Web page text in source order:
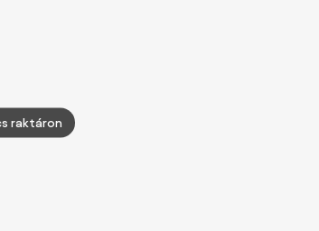
raktáron